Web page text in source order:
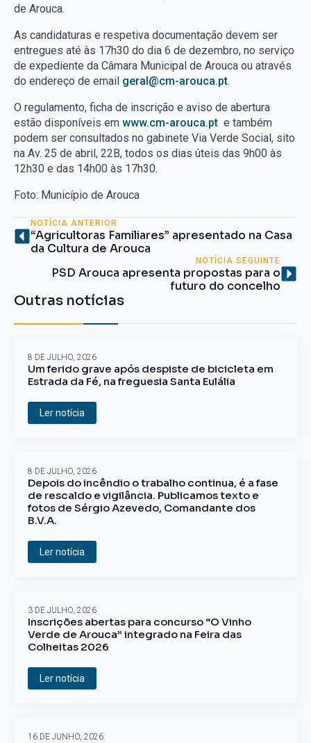
de Arouca.
As candidaturas e respetiva documentação devem ser
entregues até às 17h30 do dia 6 de dezembro, no serviço
de expediente da Câmara Municipal de Arouca ou através
do endereço de email geral@cm-arouca.pt.
O regulamento, ficha de inscrição e aviso de abertura
estão disponíveis em www.cm-arouca.pt e também
podem ser consultados no gabinete Via Verde Social, sito
na Av. 25 de abril, 22B, todos os dias úteis das 9h00 às
12h30 e das 14h00 às 17h30.
Foto: Município de Arouca
NOTÍCIA ANTERIOR
“Agricultoras Familiares” apresentado na Casa
da Cultura de Arouca
NOTÍCIA SEGUINTE
PSD Arouca apresenta propostas para o
futuro do concelho
Outras notícias
Um ferido grave após despiste de bicicleta em
Estrada da Fé, na freguesia Santa Eulália
8 DE JULHO, 2026
Ler notícia
Depois do incêndio o trabalho continua, é a fase
de rescaldo e vigilância. Publicamos texto e
fotos de Sérgio Azevedo, Comandante dos
B.V.A.
8 DE JULHO, 2026
Ler notícia
Inscrições abertas para concurso “O Vinho
Verde de Arouca” integrado na Feira das
Colheitas 2026
3 DE JULHO, 2026
Ler notícia
16 DE JUNHO, 2026